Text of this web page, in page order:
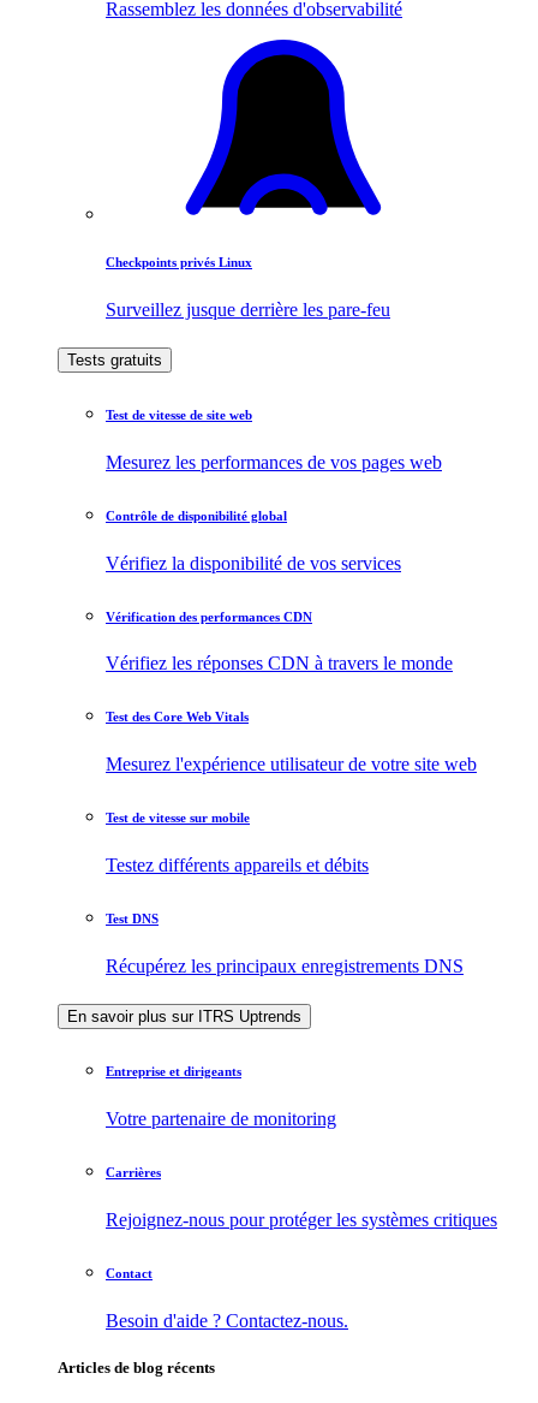
Rassemblez les données d'observabilité
Checkpoints privés Linux
Surveillez jusque derrière les pare-feu
Tests gratuits
Test de vitesse de site web
Mesurez les performances de vos pages web
Contrôle de disponibilité global
Vérifiez la disponibilité de vos services
Vérification des performances CDN
Vérifiez les réponses CDN à travers le monde
Test des Core Web Vitals
Mesurez l'expérience utilisateur de votre site web
Test de vitesse sur mobile
Testez différents appareils et débits
Test DNS
Récupérez les principaux enregistrements DNS
En savoir plus sur ITRS Uptrends
Entreprise et dirigeants
Votre partenaire de monitoring
Carrières
Rejoignez-nous pour protéger les systèmes critiques
Contact
Besoin d'aide ? Contactez-nous.
Articles de blog récents